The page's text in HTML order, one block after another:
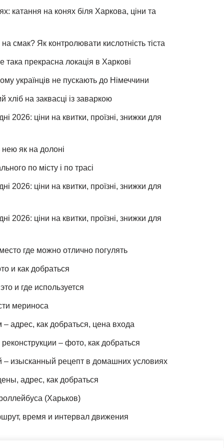
катання на конях біля Харкова, ціни та
смак? Як контролювати кислотність тіста
прекрасна локація в Харкові
українців не пускають до Німеччини
на заквасці із заваркою
2026: ціни на квитки, проїзні, знижки для
як на долоні
по місту і по трасі
2026: ціни на квитки, проїзні, знижки для
2026: ціни на квитки, проїзні, знижки для
где можно отлично погулять
и как добраться
и где используется
мериноса
адрес, как добраться, цена входа
– фото, как добраться
– изысканный рецепт в домашних условиях
адрес, как добраться
(Харьков)
время и интервал движения